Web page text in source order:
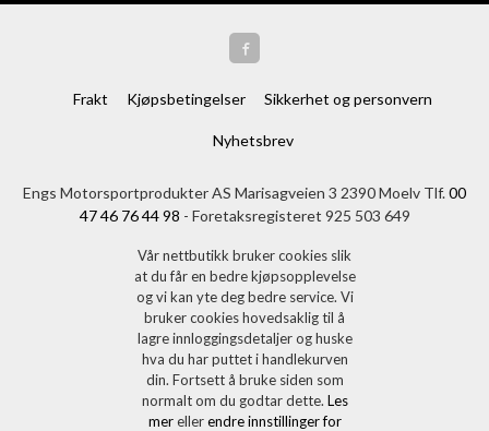
Frakt Kjøpsbetingelser Sikkerhet og personvern
Nyhetsbrev
Engs Motorsportprodukter AS Marisagveien 3 2390 Moelv Tlf.00
47 46 76 44 98 - Foretaksregisteret 925 503 649
Vår nettbutikk bruker cookies slik
at du får en bedre kjøpsopplevelse
og vi kan yte deg bedre service. Vi
bruker cookies hovedsaklig til å
lagre innloggingsdetaljer og huske
hva du har puttet i handlekurven
din. Fortsett å bruke siden som
normalt om du godtar dette. Les
merellerendre innstillinger for